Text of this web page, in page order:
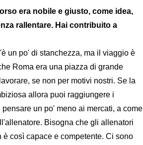
era nobile e giusto, come idea,
rallentare. Hai contribuito a
un po' di stanchezza, ma il viaggio è
Roma era una piazza di grande
se non per motivi nostri. Se la
allora puoi raggiungere i
un po' meno ai mercati, a come
Bisogna che gli allenatori
così capace e competente. Ci sono